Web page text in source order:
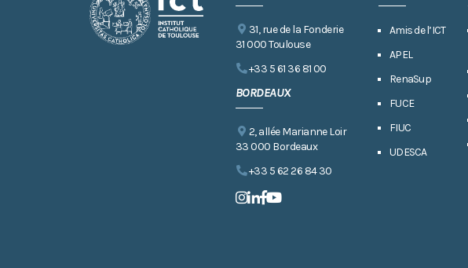
31, rue de la Fonderie
31 000 Toulouse
+33 5 61 36 81 00
BORDEAUX
2, allée Marianne Loir
33 000 Bordeaux
+33 5 62 26 84 30
Amis de l’ICT
APEL
RenaSup
FUCE
FIUC
UDESCA